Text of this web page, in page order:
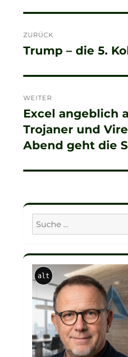
ZURÜCK
Vorheriger
Trump – die 5.
WEITER
Nächster
Beitrag:
Excel angeblich
Trojaner und
Abend geht die
Suche
nach:
alt